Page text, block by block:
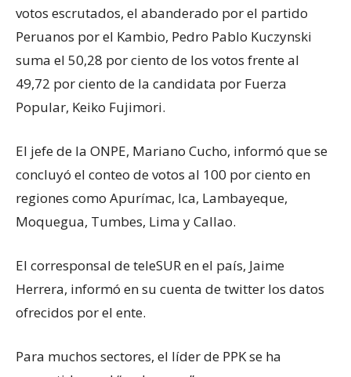
votos escrutados, el abanderado por el partido
Peruanos por el Kambio, Pedro Pablo Kuczynski
suma el 50,28 por ciento de los votos frente al
49,72 por ciento de la candidata por Fuerza
Popular, Keiko Fujimori.
El jefe de la ONPE, Mariano Cucho, informó que se
concluyó el conteo de votos al 100 por ciento en
regiones como Apurímac, Ica, Lambayeque,
Moquegua, Tumbes, Lima y Callao.
El corresponsal de teleSUR en el país, Jaime
Herrera, informó en su cuenta de twitter los datos
ofrecidos por el ente.
Para muchos sectores, el líder de PPK se ha